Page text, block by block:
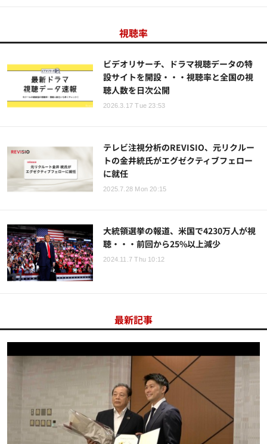
視聴率
ビデオリサーチ、ドラマ視聴データの特
設サイトを開設・・・視聴率と全国の視
聴人数を日次公開
2026.3.17 Tue 23:53
テレビ注視分析のREVISIO、元リクルー
トの金井統氏がエグゼクティブフェロー
に就任
2025.7.28 Mon 20:15
大統領選挙の報道、米国で4230万人が視
聴・・・前回から25%以上減少
2024.11.7 Thu 10:12
最新記事